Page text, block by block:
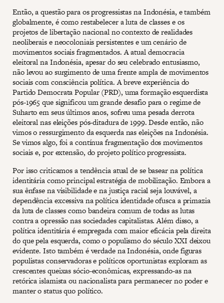
Então, a questão para os progressistas na Indonésia, e também
globalmente, é como restabelecer a luta de classes e os
projetos de libertação nacional no contexto de realidades
neoliberais e neocoloniais persistentes e um cenário de
movimentos sociais fragmentados. A atual democracia
eleitoral na Indonésia, apesar do seu celebrado entusiasmo,
não levou ao surgimento de uma frente ampla de movimentos
sociais com consciência política. A breve experiência do
Partido Democrata Popular (PRD), uma formação esquerdista
pós-1965 que significou um grande desafio para o regime de
Suharto em seus últimos anos, sofreu uma pesada derrota
eleitoral nas eleições pós-ditadura de 1999. Desde então, não
vimos o ressurgimento da esquerda nas eleições na Indonésia.
Se vimos algo, foi a contínua fragmentação dos movimentos
sociais e, por extensão, do projeto político progressista.
Por isso criticamos a tendência atual de se basear na política
identitária como principal estratégia de mobilização. Embora a
sua ênfase na visibilidade e na justiça racial seja louvável, a
dependência excessiva na política identidade ofusca a primazia
da luta de classes como bandeira comum de todas as lutas
contra a opressão nas sociedades capitalistas. Além disso, a
política identitária é empregada com maior eficácia pela direita
do que pela esquerda, como o populismo do século XXI deixou
evidente. Isto também é verdade na Indonésia, onde figuras
populistas conservadoras e políticos oportunistas exploram as
crescentes queixas sócio-econômicas, expressando-as na
retórica islamista ou nacionalista para permanecer no poder e
manter o status quo político.